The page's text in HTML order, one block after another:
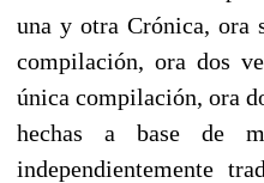
una y otra Crónica, ora
compilación, ora dos
única compilación, ora
hechas a base de
independiente­mente